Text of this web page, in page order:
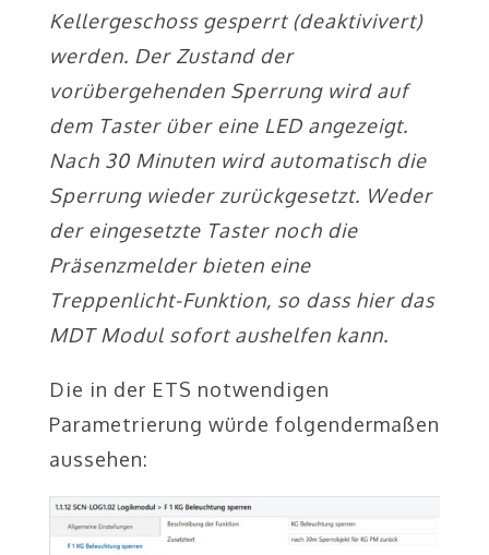
Kellergeschoss gesperrt (deaktivivert)
werden. Der Zustand der
vorübergehenden Sperrung wird auf
dem Taster über eine LED angezeigt.
Nach 30 Minuten wird automatisch die
Sperrung wieder zurückgesetzt. Weder
der eingesetzte Taster noch die
Präsenzmelder bieten eine
Treppenlicht-Funktion, so dass hier das
MDT Modul sofort aushelfen kann.
Die in der ETS notwendigen
Parametrierung würde folgendermaßen
aussehen: